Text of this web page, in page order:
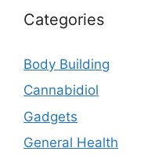
Categories
Body Building
Cannabidiol
Gadgets
General Health